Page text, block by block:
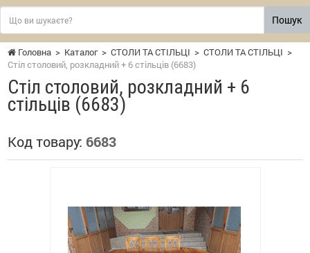
Пошук
Головна > Каталог > СТОЛИ ТА СТІЛЬЦІ > СТОЛИ ТА СТІЛЬЦІ >
Стіл столовий, розкладний + 6 стільців (6683)
Стіл столовий, розкладний + 6
стільців (6683)
Код товару: 6683